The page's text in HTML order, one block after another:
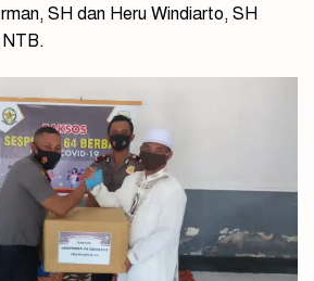
SH dan Heru Windiarto, SH
NTB.